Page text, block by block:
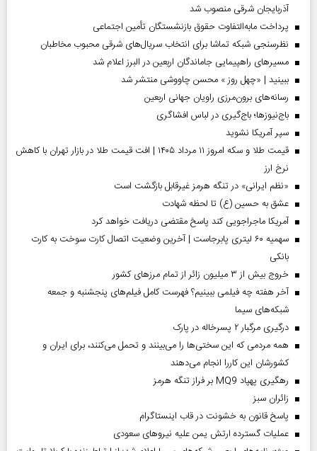
آذربایجان شرقی منصوب شد
پرداخت مابه‌التفاوت حقوق بازنشستگان تأمین اجتماعی
نظرسنجی شبکه تماشا برای انتخاب سریال‌های شرقی محبوب مخاطبان
مسیر‌های راهپیمایی جاماندگان اربعین در البرز اعلام شد
ببینید | «چهل روز » محسن چاووشی منتشر شد
رسانه‌های برون‌مرزی راویان جهانی اربعین
باج‌نیوزها؛ باج‌گیری در لباس افشاگری
سپر آمریکا نشوید
قیمت طلا و سکه امروز ۱۱ مرداد ۱۴۰۵ | افت قیمت طلا در بازار تهران با کاهش
نرخ ارز
«نظم ایرانی» در تنگه هرمز غیرقابل بازگشت است
عشق به حسین (ع) تا لحظه شهادت
آمریکا ماجراجویی کند پاسخ مقتضی دریافت خواهد کرد
سهمیه ۶۰ لیتری پابرجاست | آخرین وضعیت اتصال کارت سوخت به کارت
بانکی
خروج بیش از ۳ میلیون زائر از تمام مرز‌های کشور
آخر هفته چه فیلمی ببینیم؟ فهرست کامل فیلم‌های پنجشنبه و جمعه
شبکه‌های سیما
درگیری مرگبار ۲ پسرخاله در پارک
همه مردمی که این سختی‌ها را می‌بینند و تحمل می‌کنند، برای ایران و
کشورشان این کاررا انجام می‌دهند
رهگیری پهپاد MQ9 بر فراز تنگه هرمز
‌زائران سبز
پاسخ قانون به خشونت در قاب اینستاگرام
عملیات گسترده ارتش یمن علیه نیروهای سعودی